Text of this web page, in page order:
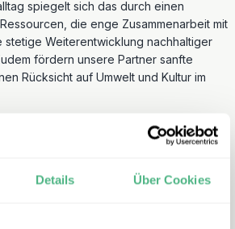
Details Über Cookies
spiegelt sich das durch einen
Ressourcen, die enge Zusammenarbeit mit
stetige Weiterentwicklung nachhaltiger
fördern unsere Partner sanfte
Rücksicht auf Umwelt und Kultur im
undverpflichtet
Standardsim
mitder Trees Network